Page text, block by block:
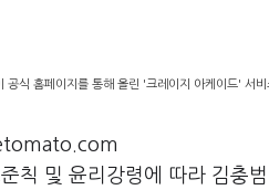
공식 홈페이지를 통해 올린 '크레이지 아케이드' 서
칙 및 윤리강령에 따라 김충